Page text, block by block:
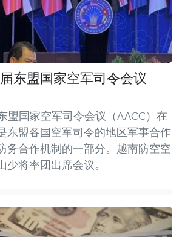
东盟国家空军司令会议
盟国家空军司令会议（AACC）在
东盟各国空军司令的地区军事合作
务合作机制的一部分。越南防空空
将率团出席会议。